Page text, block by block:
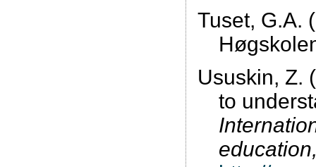
Tuset, G.A.
Ususkin, Z.
to